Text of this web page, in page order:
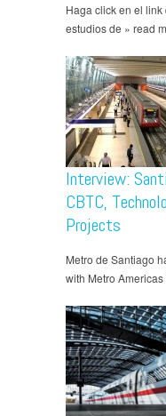
Haga click en el
estudios de » read
Interview:
CBTC,
Projects
Metro de Santiago
with Metro